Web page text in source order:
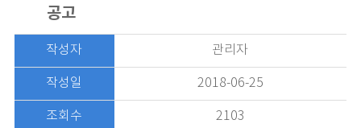
공고
작성자 관리자
작성일 2018-06-25
조회수 2103